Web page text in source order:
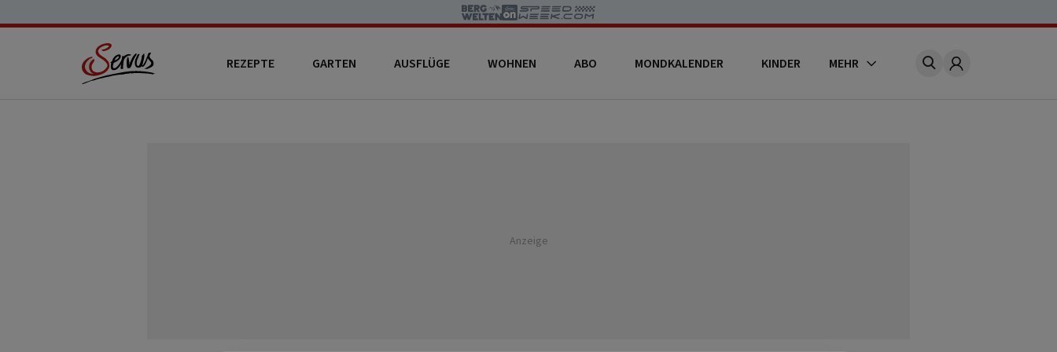
REZEPTE GARTEN AUSFLÜGE WOHNEN ABO MONDKALENDER KINDER MEHR Account
Anzeige